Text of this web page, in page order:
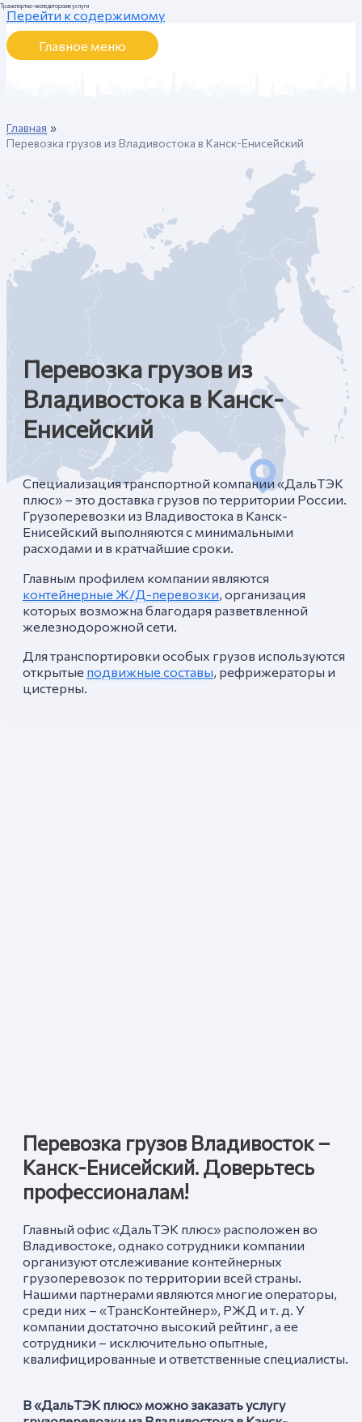
Перейти к содержимому
Транспортно-экспедиторские услуги
Главное меню
Главная
Перевозка грузов из Владивостока в Канск-Енисейский
Перевозка грузов из
Владивостока в Канск-
Енисейский
Специализация транспортной компании «ДальТЭК
плюс» – это доставка грузов по территории России.
Грузоперевозки из Владивостока в Канск-
Енисейский выполняются с минимальными
расходами и в кратчайшие сроки.
Главным профилем компании являются
контейнерные Ж/Д-перевозки, организация
которых возможна благодаря разветвленной
железнодорожной сети.
Для транспортировки особых грузов используются
открытые подвижные составы, рефрижераторы и
цистерны.
Перевозка грузов Владивосток –
Канск-Енисейский. Доверьтесь
профессионалам!
Главный офис «ДальТЭК плюс» расположен во
Владивостоке, однако сотрудники компании
организуют отслеживание контейнерных
грузоперевозок по территории всей страны.
Нашими партнерами являются многие операторы,
среди них – «ТрансКонтейнер», РЖД и т. д. У
компании достаточно высокий рейтинг, а ее
сотрудники – исключительно опытные,
квалифицированные и ответственные специалисты.
В «ДальТЭК плюс» можно заказать услугу